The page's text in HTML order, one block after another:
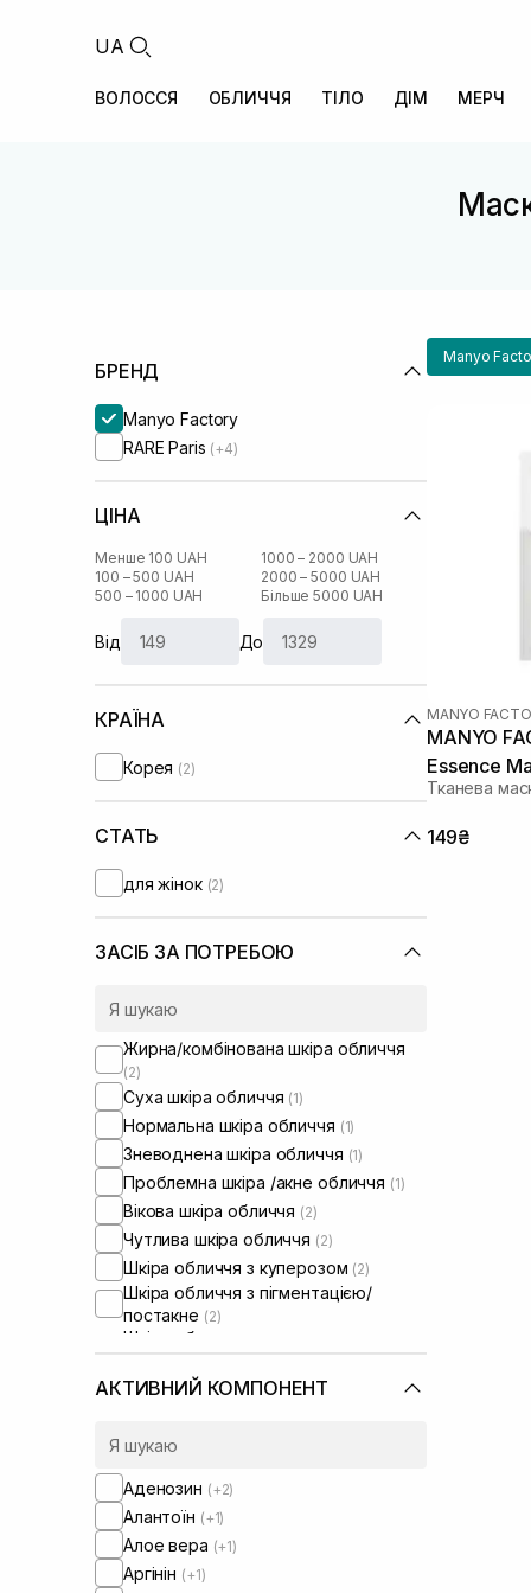
UA
ВОЛОССЯ ОБЛИЧЧЯ ТІЛО ДІМ МЕРЧ
БРЕНД
Manyo Factory
RARE Paris (+4)
ЦІНА
Менше 100 UAH
100 – 500 UAH
500 – 1000 UAH
1000 – 2000 UAH
2000 – 5000 UAH
Більше 5000 UAH
Від До
КРАЇНА
Корея (2)
СТАТЬ
для жінок (2)
ЗАСІБ ЗА ПОТРЕБОЮ
Жирна/комбінована шкіра обличчя
(2)
Суха шкіра обличчя (1)
Нормальна шкіра обличчя (1)
Зневоднена шкіра обличчя (1)
Проблемна шкіра /акне обличчя (1)
Вікова шкіра обличчя (2)
Чутлива шкіра обличчя (2)
Шкіра обличчя з куперозом (2)
Шкіра обличчя з пігментацією/
постакне (2)
Шкіра обличчя з розширеними
порами
Шкіра обличчя з порушеним
мікробіомом
АКТИВНИЙ КОМПОНЕНТ
Аденозин (+2)
Алантоїн (+1)
Алое вера (+1)
Аргінін (+1)
Manyo
MANYO
MANYO
Essence
Тканева
149₴